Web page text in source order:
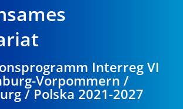
Interreg VI
Vorpommern /
/ Polska 2021-2027